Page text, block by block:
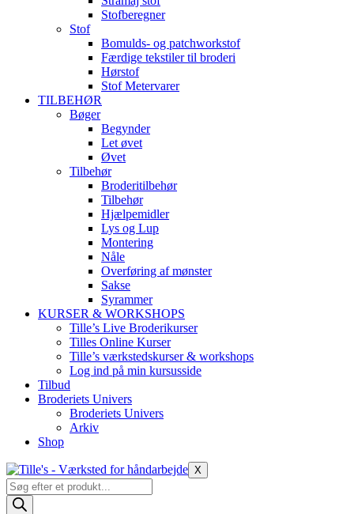
Stofberegner
Stof
Bomulds- og patchworkstof
Færdige tekstiler til broderi
Hørstof
Stof Metervarer
TILBEHØR
Bøger
Begynder
Let øvet
Øvet
Tilbehør
Broderitilbehør
Tilbehør
Hjælpemidler
Lys og Lup
Montering
Nåle
Overføring af mønster
Sakse
Syrammer
KURSER & WORKSHOPS
Tille’s Live Broderikurser
Tilles Online Kurser
Tille’s værkstedskurser & workshops
Log ind på min kursusside
Tilbud
Broderiets Univers
Broderiets Univers
Arkiv
Shop
X
Products
search